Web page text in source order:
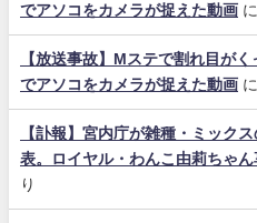
でアソコをカメラが捉えた動画 に
【放送事故】Mステで割れ目が
でアソコをカメラが捉えた動画 に
【訃報】宮内庁が雑種・ミック
表。ロイヤル・わんこ由莉ちゃん
り